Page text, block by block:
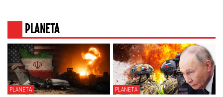
PLANETA
PLANETA PLANETA